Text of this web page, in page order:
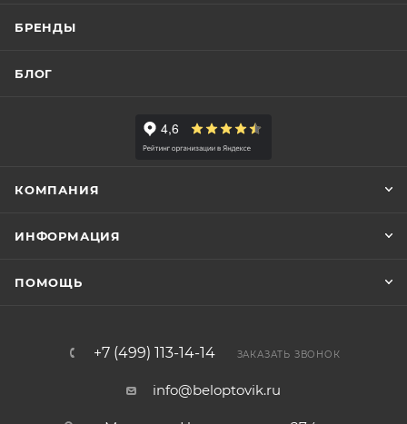
БРЕНДЫ
БЛОГ
КОМПАНИЯ
ИНФОРМАЦИЯ
ПОМОЩЬ
+7 (499) 113-14-14 ЗАКАЗАТЬ ЗВОНОК
info@beloptovik.ru